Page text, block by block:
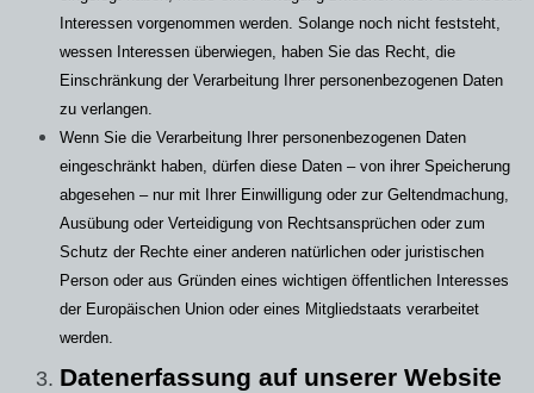
Interessen vorgenommen werden. Solange noch nicht feststeht,
wessen Interessen überwiegen, haben Sie das Recht, die
Einschränkung der Verarbeitung Ihrer personenbezogenen Daten
zu verlangen.
Wenn Sie die Verarbeitung Ihrer personenbezogenen Daten
eingeschränkt haben, dürfen diese Daten – von ihrer Speicherung
abgesehen – nur mit Ihrer Einwilligung oder zur Geltendmachung,
Ausübung oder Verteidigung von Rechtsansprüchen oder zum
Schutz der Rechte einer anderen natürlichen oder juristischen
Person oder aus Gründen eines wichtigen öffentlichen Interesses
der Europäischen Union oder eines Mitgliedstaats verarbeitet
werden.
Datenerfassung auf unserer Website